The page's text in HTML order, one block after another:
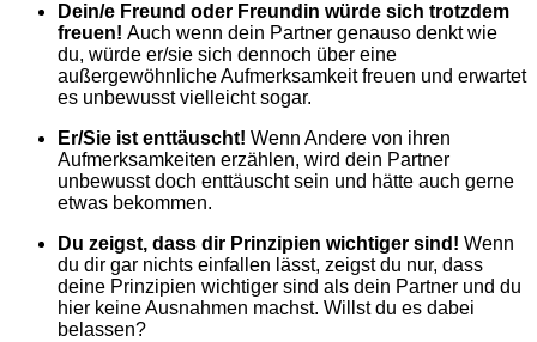
Dein/e Freund oder Freundin würde sich trotzdem
freuen! Auch wenn dein Partner genauso denkt wie
du, würde er/sie sich dennoch über eine
außergewöhnliche Aufmerksamkeit freuen und erwartet
es unbewusst vielleicht sogar.
Er/Sie ist enttäuscht! Wenn Andere von ihren
Aufmerksamkeiten erzählen, wird dein Partner
unbewusst doch enttäuscht sein und hätte auch gerne
etwas bekommen.
Du zeigst, dass dir Prinzipien wichtiger sind! Wenn
du dir gar nichts einfallen lässt, zeigst du nur, dass
deine Prinzipien wichtiger sind als dein Partner und du
hier keine Ausnahmen machst. Willst du es dabei
belassen?